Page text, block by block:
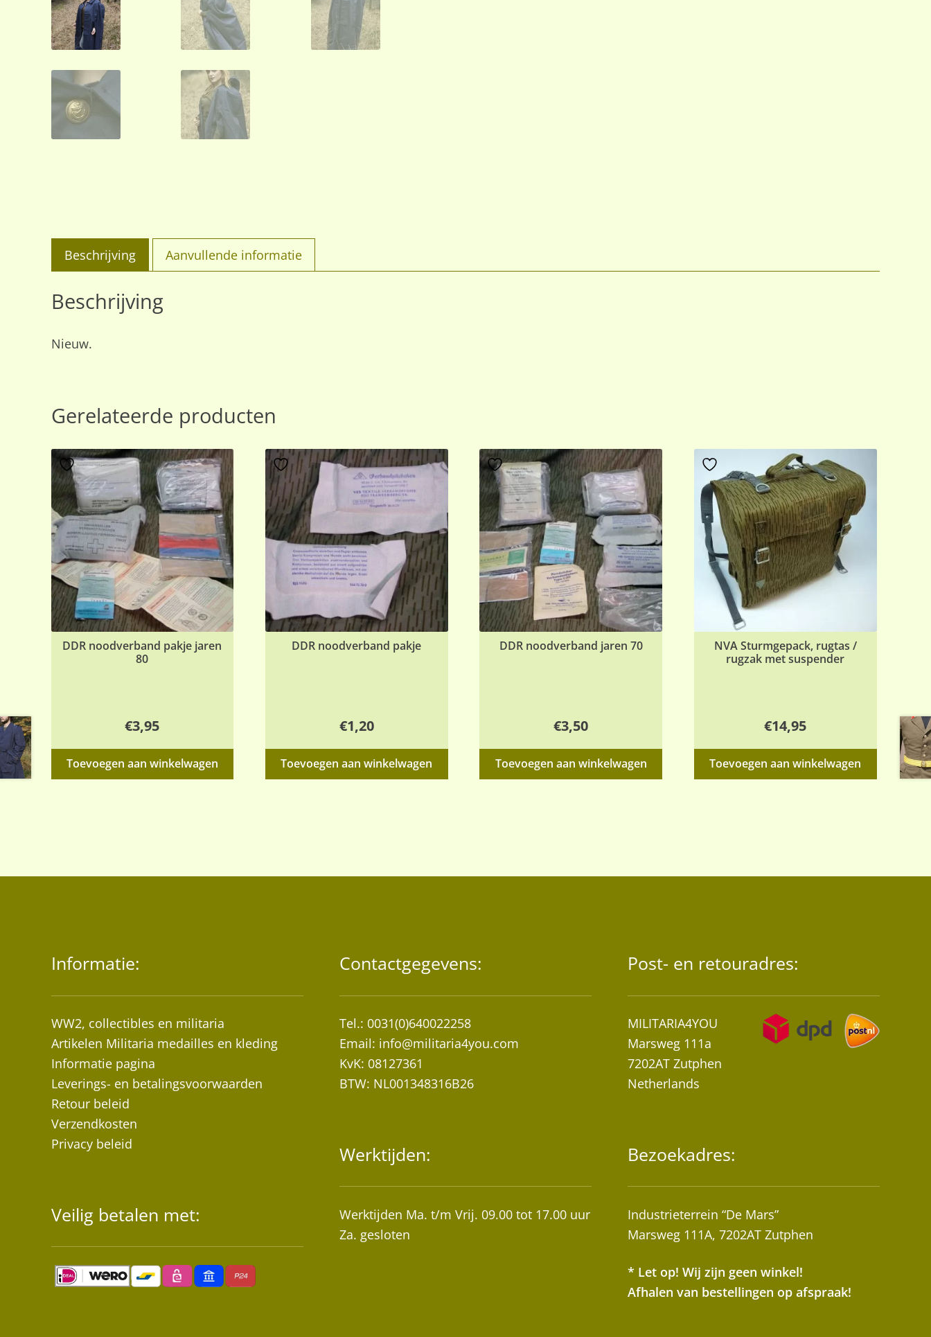
Beschrijving Aanvullende informatie
Beschrijving
Nieuw.
Gerelateerde producten
DDR noodverband pakje jaren
80
€3,95
Toevoegen aan winkelwagen
DDR noodverband pakje
€1,20
Toevoegen aan winkelwagen
DDR noodverband jaren 70
€3,50
Toevoegen aan winkelwagen
NVA Sturmgepack, rugtas /
rugzak met suspender
€14,95
Toevoegen aan winkelwagen
Informatie:
WW2, collectibles en militaria
Artikelen Militaria medailles en kleding
Informatie pagina
Leverings- en betalingsvoorwaarden
Retour beleid
Verzendkosten
Privacy beleid
Veilig betalen met:
Contactgegevens:
Tel.: 0031(0)640022258
Email: info@militaria4you.com
KvK: 08127361
BTW: NL001348316B26
Werktijden:
Werktijden Ma. t/m Vrij. 09.00 tot 17.00 uur
Za. gesloten
Post- en retouradres:
MILITARIA4YOU
Marsweg 111a
7202AT Zutphen
Netherlands
Bezoekadres:
Industrieterrein “De Mars”
Marsweg 111A, 7202AT Zutphen
* Let op! Wij zijn geen winkel!
Afhalen van bestellingen op afspraak!